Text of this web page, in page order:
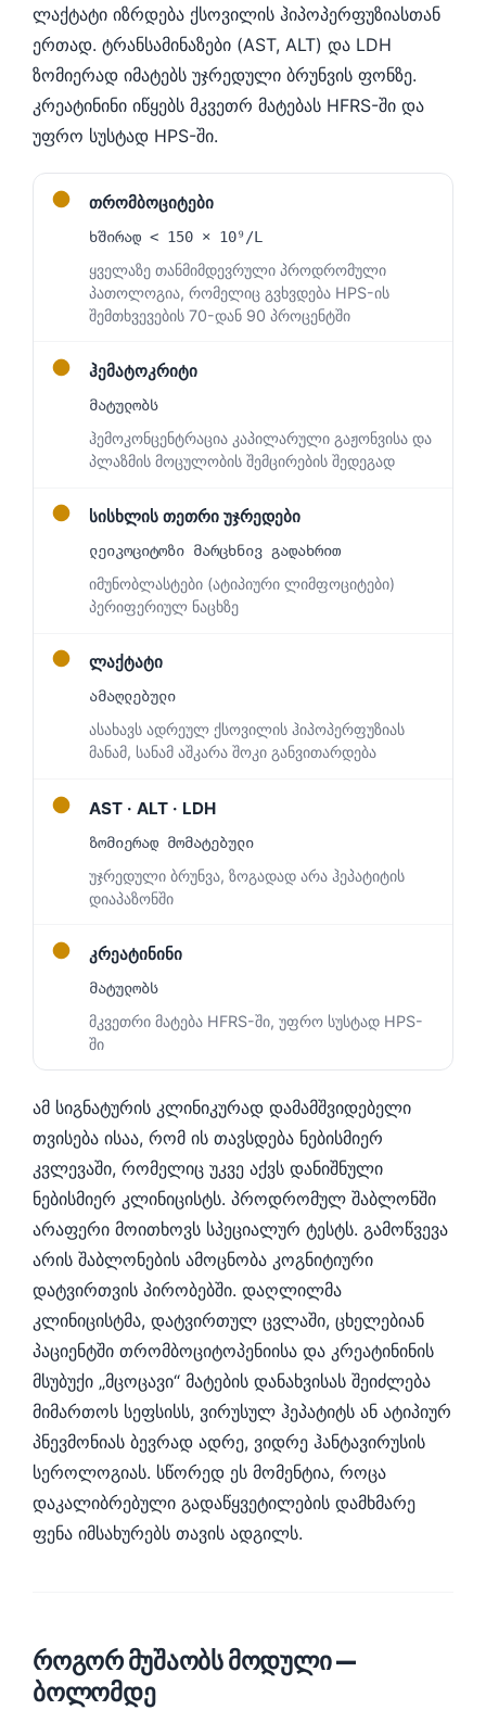
ლაქტატი იზრდება ქსოვილის ჰიპოპერფუზიასთან
ერთად. ტრანსამინაზები (AST, ALT) და LDH
ზომიერად იმატებს უჯრედული ბრუნვის ფონზე.
კრეატინინი იწყებს მკვეთრ მატებას HFRS-ში და
უფრო სუსტად HPS-ში.
● თრომბოციტები
ხშირად < 150 × 10⁹/L
ყველაზე თანმიმდევრული პროდრომული
პათოლოგია, რომელიც გვხვდება HPS-ის
შემთხვევების 70-დან 90 პროცენტში
● ჰემატოკრიტი
მატულობს
ჰემოკონცენტრაცია კაპილარული გაჟონვისა და
პლაზმის მოცულობის შემცირების შედეგად
● სისხლის თეთრი უჯრედები
ლეიკოციტოზი მარცხნივ გადახრით
იმუნობლასტები (ატიპიური ლიმფოციტები)
პერიფერიულ ნაცხზე
● ლაქტატი
ამაღლებული
ასახავს ადრეულ ქსოვილის ჰიპოპერფუზიას
მანამ, სანამ აშკარა შოკი განვითარდება
● AST · ALT · LDH
ზომიერად მომატებული
უჯრედული ბრუნვა, ზოგადად არა ჰეპატიტის
დიაპაზონში
● კრეატინინი
მატულობს
მკვეთრი მატება HFRS-ში, უფრო სუსტად HPS-
ში
ამ სიგნატურის კლინიკურად დამამშვიდებელი
თვისება ისაა, რომ ის თავსდება ნებისმიერ
კვლევაში, რომელიც უკვე აქვს დანიშნული
ნებისმიერ კლინიცისტს. პროდრომულ შაბლონში
არაფერი მოითხოვს სპეციალურ ტესტს. გამოწვევა
არის შაბლონების ამოცნობა კოგნიტიური
დატვირთვის პირობებში. დაღლილმა
კლინიცისტმა, დატვირთულ ცვლაში, ცხელებიან
პაციენტში თრომბოციტოპენიისა და კრეატინინის
მსუბუქი „მცოცავი“ მატების დანახვისას შეიძლება
მიმართოს სეფსისს, ვირუსულ ჰეპატიტს ან ატიპიურ
პნევმონიას ბევრად ადრე, ვიდრე ჰანტავირუსის
სეროლოგიას. სწორედ ეს მომენტია, როცა
დაკალიბრებული გადაწყვეტილების დამხმარე
ფენა იმსახურებს თავის ადგილს.
როგორ მუშაობს მოდული —
ბოლომდე
සිංහල
Македонски јазик
Euskara
Gàidhlig
Occitan
العربية المغربية
Afrikaans
Монгол
ພາສາລາວ
Cebuano
ئۇيغۇرچە
Кыргызча
Татар теле
Беларуская мова
Esperanto
Frysk
Ślōnskŏ gŏdka